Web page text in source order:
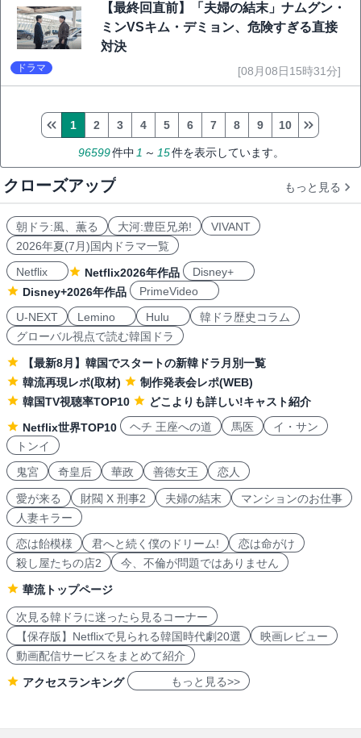
【最終回直前】「夫婦の結末」ナムグン・
ミンVSキム・デミョン、危険すぎる直接
対決
ドラマ [08月08日15時31分]
96599件中 1 ～ 15件を表示しています。
1 2 3 4 5 6 7 8 9 10
クローズアップ もっと見る
朝ドラ:風、薫る 大河:豊臣兄弟!
VIVANT
2026年夏(7月)国内ドラマ一覧
Netflix
Netflix2026年作品
Disney+
Disney+2026年作品
PrimeVideo
U-NEXT
Lemino Hulu
韓ドラ歴史コラム
グローバル視点で読む韓国ドラ
【最新8月】韓国でスタートの新韓ドラ月別一覧
韓流再現レポ(取材)
制作発表会レポ(WEB)
韓国TV視聴率TOP10
どこよりも詳しい!キャスト紹介
Netflix世界TOP10
ヘチ 王座への道 馬医
イ・サン
トンイ
鬼宮
奇皇后 華政 善徳女王 恋人
愛が来る 財閥 X 刑事2 夫婦の結末
マンションのお仕事
人妻キラー
恋は飴模様
君へと続く僕のドリーム!
恋は命がけ
殺し屋たちの店2
今、不倫が問題ではありません
華流トップページ
次見る韓ドラに迷ったら見るコーナー
【保存版】Netflixで見られる韓国時代劇20選
映画レビュー
動画配信サービスをまとめて紹介
アクセスランキング もっと見る>>